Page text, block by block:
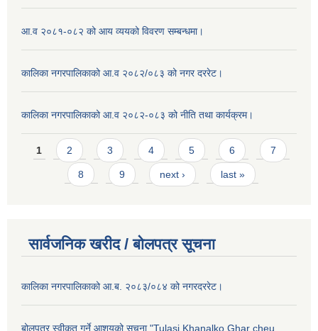
आ.व २०८१-०८२ को आय व्ययको विवरण सम्बन्धमा।
कालिका नगरपालिकाको आ.व २०८२/०८३ को नगर दररेट।
कालिका नगरपालिकाको आ.व २०८२-०८३ को नीति तथा कार्यक्रम।
Pages
1 2 3 4 5 6 7
8 9 next › last »
सार्वजनिक खरीद / बाेलपत्र सूचना
कालिका नगरपालिकाको आ.ब. २०८३/०८४ को नगरदररेट।
बोलपत्र स्वीकृत गर्ने आशयको सूचना "Tulasi Khanalko Ghar cheu